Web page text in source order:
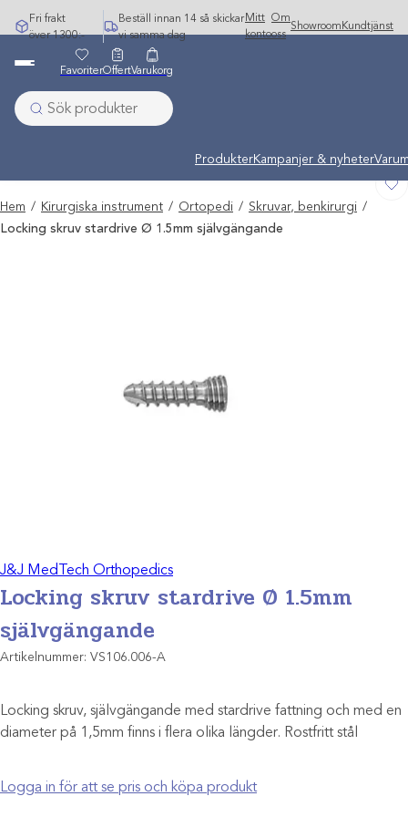
Hoppa
till
Fri frakt
över 1300:-
Beställ innan 14 så skickar
vi samma dag
Mitt
konto
Om
oss
Showroom Kundtjänst
Undermeny stängd: Varumärken
ProdukterKampanjer & nyheter
FavoriterOffertVarukorg
Hem / Kirurgiska instrument / Ortopedi / Skruvar, benkirurgi /
Locking skruv stardrive Ø 1.5mm självgängande
J&J MedTech Orthopedics
Locking skruv stardrive Ø 1.5mm
självgängande
Artikelnummer: VS106.006-A
Locking skruv, självgängande med stardrive fattning och med en
diameter på 1,5mm finns i flera olika längder. Rostfritt stål
Logga in för att se pris och köpa produkt